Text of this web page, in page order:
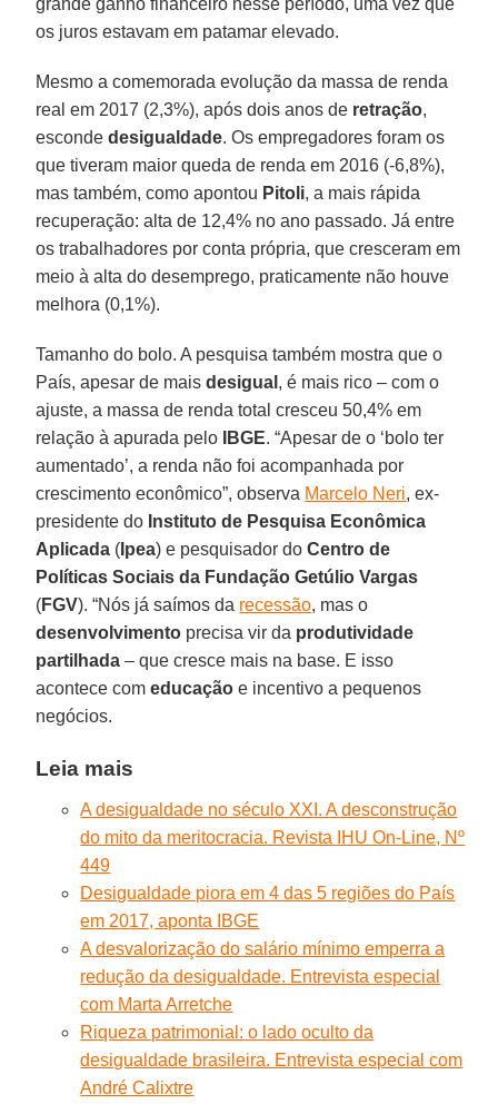
os juros estavam em patamar elevado.
Mesmo a comemorada evolução da massa de renda
real em 2017 (2,3%), após dois anos de retração,
escondedesigualdade. Os empregadores foram os
que tiveram maior queda de renda em 2016 (-6,8%),
mas também, como apontou Pitoli, a mais rápida
recuperação: alta de 12,4% no ano passado. Já entre
os trabalhadores por conta própria, que cresceram em
meio à alta do desemprego, praticamente não houve
melhora (0,1%).
Tamanho do bolo. A pesquisa também mostra que o
País, apesar de maisdesigual , é mais rico – com o
ajuste, a massa de renda total cresceu 50,4% em
relação à apurada pelo
IBGE. “Apesar de o ‘bolo ter
aumentado’, a renda não foi acompanhada por
crescimento econômico”, observa Marcelo Neri, ex-
presidente do Instituto de Pesquisa Econômica
Aplicada ( Ipea) e pesquisador doCentro de
Políticas Sociais da Fundação Getúlio Vargas
(FGV). “Nós já saímos da recessão, mas o
desenvolvimento precisa vir da produtividade
partilhada – que cresce mais na base. E isso
acontece comeducação e incentivo a pequenos
negócios.
Leia mais
A desigualdade no século XXI. A desconstrução
do mito da meritocracia. Revista IHU On-Line, Nº
449
Desigualdade piora em 4 das 5 regiões do País
em 2017, aponta IBGE
A desvalorização do salário mínimo emperra a
redução da desigualdade. Entrevista especial
com Marta Arretche
Riqueza patrimonial: o lado oculto da
desigualdade brasileira. Entrevista especial com
André Calixtre